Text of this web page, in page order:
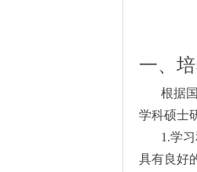
一、
根据
学科硕士
1.学
具有良好